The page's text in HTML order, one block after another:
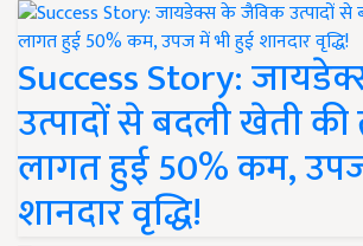
Success Story:
उत्पादों से बदली खेती की
लागत हुई 50% कम,
शानदार वृद्धि!